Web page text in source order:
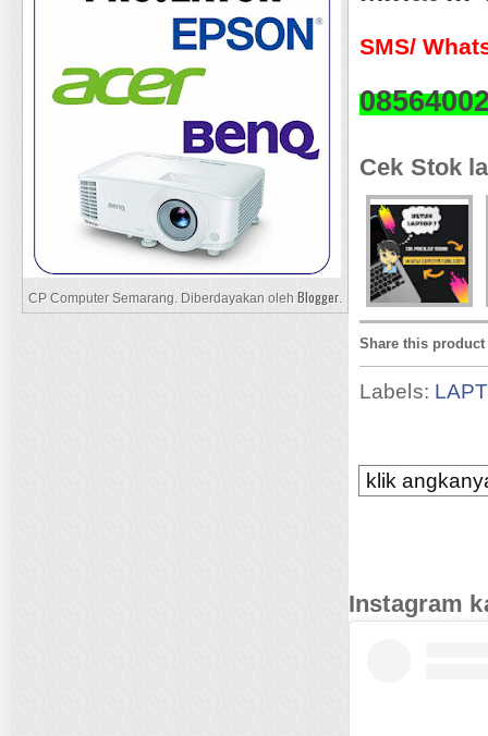
SMS/
Cek Stok
Share this product
Labels:
klik
Instagram
CP Computer Semarang. Diberdayakan oleh Blogger.